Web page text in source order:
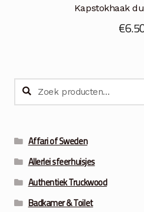
Kapstokhaak
€
Zoeken
naar:
Zoeken
Affari of Sweden
Allerlei sfeerhuisjes
Authentiek Truckwood
Badkamer & Toilet